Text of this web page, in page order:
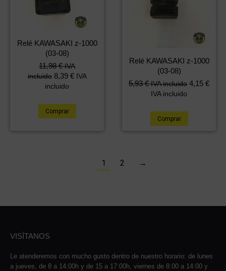
Relé KAWASAKI z-1000
(03-08)
11,98€ IVA
incluido 8,39 € IVA
incluido
Comprar
Relé KAWASAKI z-1000
(03-08)
5,93€ IVA incluido 4,15 €
IVA incluido
Comprar
1 2 →
VISÍTANOS
Le atenderemos con mucho gusto dentro de nuestro horario: de lunes
a jueves, de 8 a 14:00h y de 15 a 17:00h, viernes de 8:00 a 14:00 y